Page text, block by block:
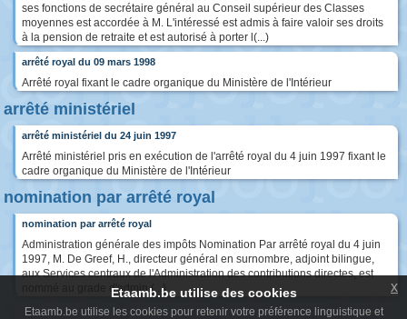
ses fonctions de secrétaire général au Conseil supérieur des Classes
moyennes est accordée à M. L'intéressé est admis à faire valoir ses droits
à la pension de retraite et est autorisé à porter l(...)
arrêté royal du 09 mars 1998
Arrêté royal fixant le cadre organique du Ministère de l'Intérieur
arrêté ministériel
arrêté ministériel du 24 juin 1997
Arrêté ministériel pris en exécution de l'arrêté royal du 4 juin 1997 fixant le
cadre organique du Ministère de l'Intérieur
nomination par arrêté royal
nomination par arrêté royal
Administration générale des impôts Nomination Par arrêté royal du 4 juin
1997, M. De Greef, H., directeur général en surnombre, adjoint bilingue,
aux Services centraux de l'Administration des contributions directes, est
nommé au grade d'admin (...)Etaamb.be utilise des cookies
Etaamb.be utilise les cookies pour retenir votre préférence linguistique et
x